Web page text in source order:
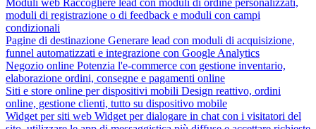
Moduli web Raccogliere lead con moduli di ordine personalizzati,
moduli di registrazione o di feedback e moduli con campi
condizionali
Pagine di destinazione Generare lead con moduli di acquisizione,
funnel automatizzati e integrazione con Google Analytics
Negozio online Potenzia l'e-commerce con gestione inventario,
elaborazione ordini, consegne e pagamenti online
Siti e store online per dispositivi mobili Design reattivo, ordini
online, gestione clienti, tutto su dispositivo mobile
Widget per siti web Widget per dialogare in chat con i visitatori del